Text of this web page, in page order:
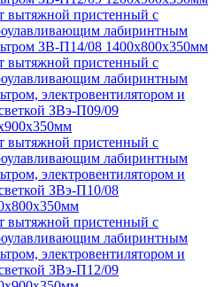
вытяжной пристенный с
лабиринтным
ЗВ-П14/08 1400х800х350мм
вытяжной пристенный с
лабиринтным
электровентилятором и
ЗВэ-П09/09
вытяжной пристенный с
лабиринтным
электровентилятором и
ЗВэ-П10/08
вытяжной пристенный с
лабиринтным
электровентилятором и
ЗВэ-П12/09